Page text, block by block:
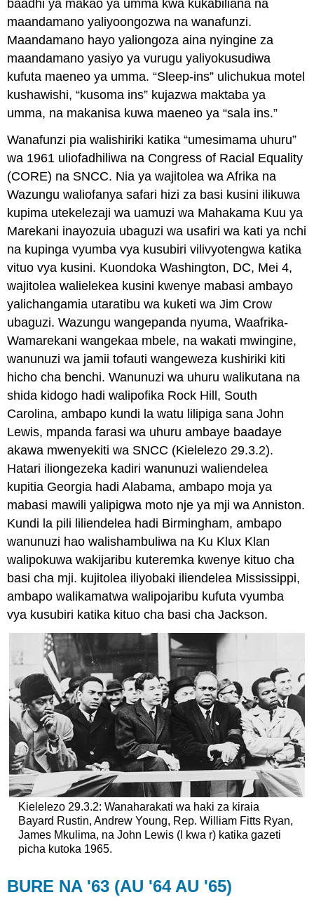
baadhi ya makao ya umma kwa kukabiliana na
maandamano yaliyoongozwa na wanafunzi.
Maandamano hayo yaliongoza aina nyingine za
maandamano yasiyo ya vurugu yaliyokusudiwa
kufuta maeneo ya umma. “Sleep-ins” ulichukua motel
kushawishi, “kusoma ins” kujazwa maktaba ya
umma, na makanisa kuwa maeneo ya “sala ins.”
Wanafunzi pia walishiriki katika “umesimama uhuru”
wa 1961 uliofadhiliwa na Congress of Racial Equality
(CORE) na SNCC. Nia ya wajitolea wa Afrika na
Wazungu waliofanya safari hizi za basi kusini ilikuwa
kupima utekelezaji wa uamuzi wa Mahakama Kuu ya
Marekani inayozuia ubaguzi wa usafiri wa kati ya nchi
na kupinga vyumba vya kusubiri vilivyotengwa katika
vituo vya kusini. Kuondoka Washington, DC, Mei 4,
wajitolea walielekea kusini kwenye mabasi ambayo
yalichangamia utaratibu wa kuketi wa Jim Crow
ubaguzi. Wazungu wangepanda nyuma, Waafrika-
Wamarekani wangekaa mbele, na wakati mwingine,
wanunuzi wa jamii tofauti wangeweza kushiriki kiti
hicho cha benchi. Wanunuzi wa uhuru walikutana na
shida kidogo hadi walipofika Rock Hill, South
Carolina, ambapo kundi la watu lilipiga sana John
Lewis, mpanda farasi wa uhuru ambaye baadaye
akawa mwenyekiti wa SNCC (Kielelezo 29.3.2).
Hatari iliongezeka kadiri wanunuzi waliendelea
kupitia Georgia hadi Alabama, ambapo moja ya
mabasi mawili yalipigwa moto nje ya mji wa Anniston.
Kundi la pili liliendelea hadi Birmingham, ambapo
wanunuzi hao walishambuliwa na Ku Klux Klan
walipokuwa wakijaribu kuteremka kwenye kituo cha
basi cha mji. kujitolea iliyobaki iliendelea Mississippi,
ambapo walikamatwa walipojaribu kufuta vyumba
vya kusubiri katika kituo cha basi cha Jackson.
Kielelezo 29.3.2: Wanaharakati wa haki za kiraia
Bayard Rustin, Andrew Young, Rep. William Fitts Ryan,
James Mkulima, na John Lewis (l kwa r) katika gazeti
picha kutoka 1965.
BURE NA '63 (AU '64 AU '65)